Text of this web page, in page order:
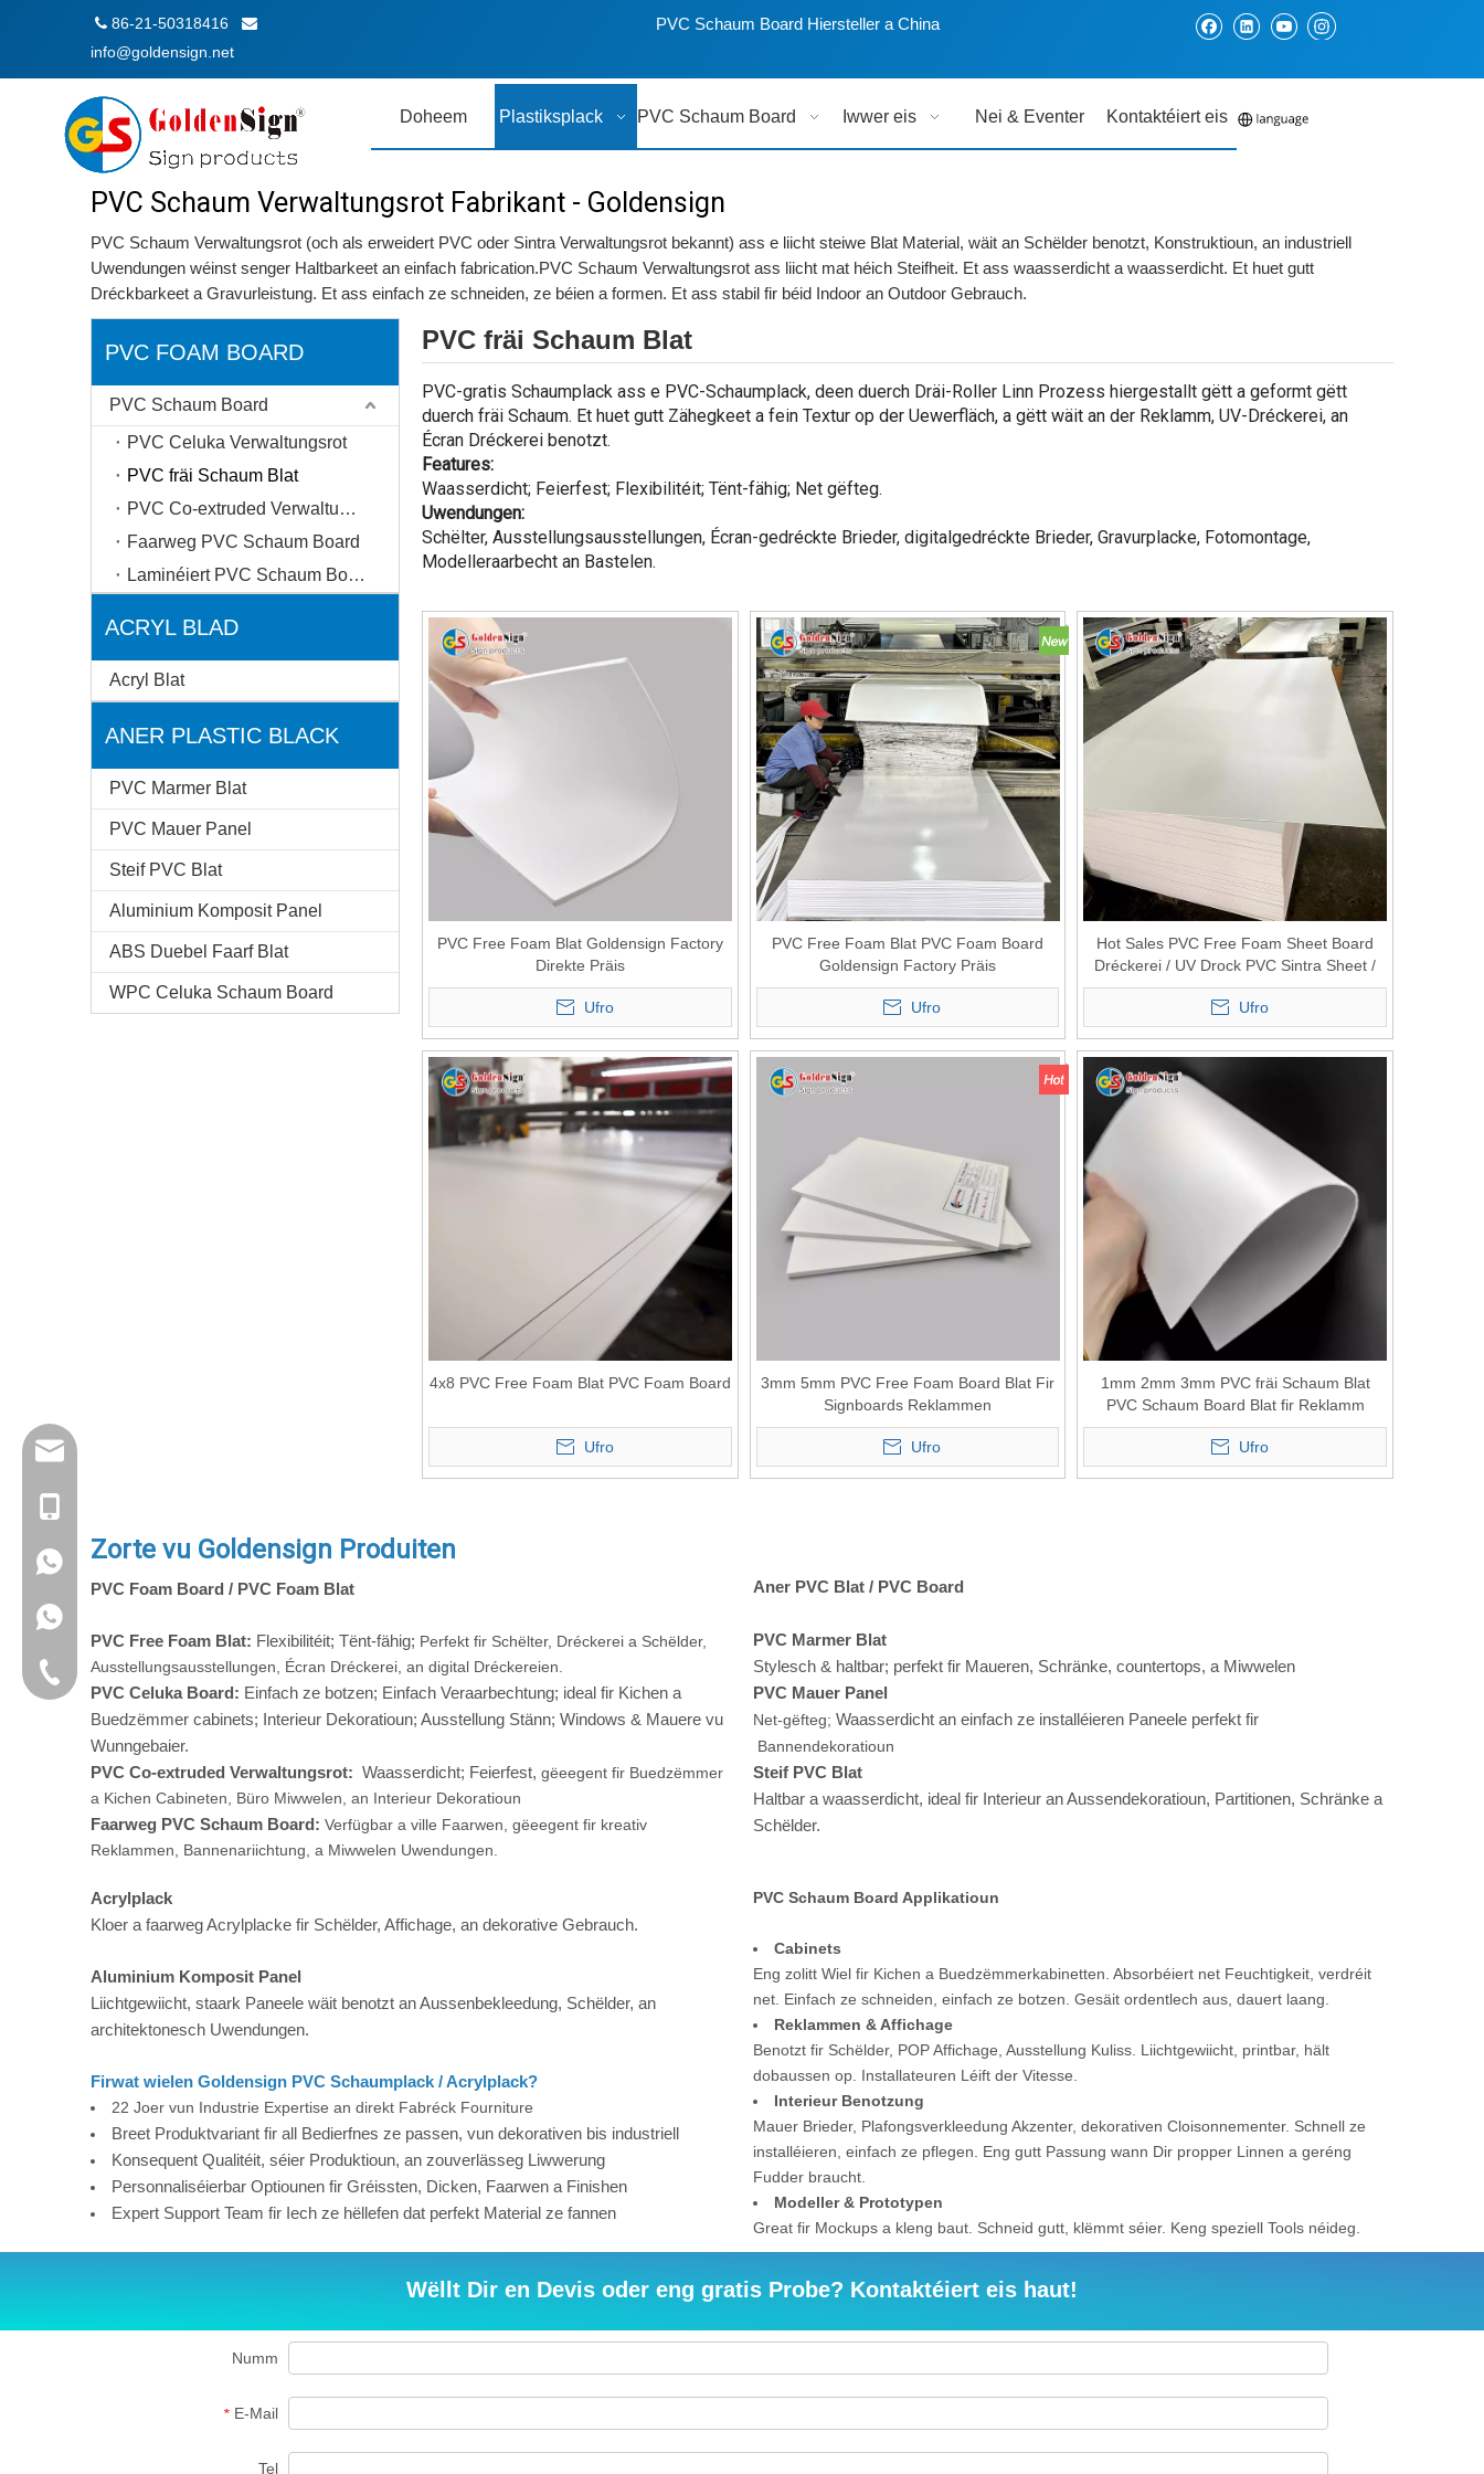
 86-21-50318416 
info@goldensign.net
PVC Schaum Board Hiersteller a China
Doheem Plastiksplack PVC Schaum Board Iwwer eis Nei & Eventer Kontaktéiert eis
PVC Schaum Verwaltungsrot Fabrikant - Goldensign
PVC Schaum Verwaltungsrot (och als erweidert PVC oder Sintra Verwaltungsrot bekannt) ass e liicht steiwe Blat Material, wäit an Schëlder benotzt, Konstruktioun, an industriell
Uwendungen wéinst senger Haltbarkeet an einfach fabrication.PVC Schaum Verwaltungsrot ass liicht mat héich Steifheit. Et ass waasserdicht a waasserdicht. Et huet gutt
Dréckbarkeet a Gravurleistung. Et ass einfach ze schneiden, ze béien a formen. Et ass stabil fir béid Indoor an Outdoor Gebrauch.
PVC FOAM BOARD
PVC Schaum Board
PVC Celuka Verwaltungsrot
PVC fräi Schaum Blat
PVC Co-extruded Verwaltungsrot
Faarweg PVC Schaum Board
Laminéiert PVC Schaum Board
ACRYL BLAD
Acryl Blat
ANER PLASTIC BLACK
PVC Marmer Blat
PVC Mauer Panel
Steif PVC Blat
Aluminium Komposit Panel
ABS Duebel Faarf Blat
WPC Celuka Schaum Board
PVC fräi Schaum Blat
PVC-gratis Schaumplack ass e PVC-Schaumplack, deen duerch Dräi-Roller Linn Prozess hiergestallt gëtt a geformt gëtt
duerch fräi Schaum. Et huet gutt Zähegkeet a fein Textur op der Uewerfläch, a gëtt wäit an der Reklamm, UV-Dréckerei, an
Écran Dréckerei benotzt.
Features:
Waasserdicht; Feierfest; Flexibilitéit; Tënt-fähig; Net gëfteg.
Uwendungen:
Schëlter, Ausstellungsausstellungen, Écran-gedréckte Brieder, digitalgedréckte Brieder, Gravurplacke, Fotomontage,
Modelleraarbecht an Bastelen.
PVC Free Foam Blat Goldensign Factory
Direkte Präis
Ufro
PVC Free Foam Blat PVC Foam Board
Goldensign Factory Präis
Ufro
Hot Sales PVC Free Foam Sheet Board
Dréckerei / UV Drock PVC Sintra Sheet /
Dréckerei Plastik Board
Ufro
4x8 PVC Free Foam Blat PVC Foam Board
Ufro
3mm 5mm PVC Free Foam Board Blat Fir
Signboards Reklammen
Ufro
1mm 2mm 3mm PVC fräi Schaum Blat
PVC Schaum Board Blat fir Reklamm
Plastik Blieder
Ufro
Zorte vu Goldensign Produiten
PVC Foam Board / PVC Foam Blat
PVC Free Foam Blat: Flexibilitéit; Tënt-fähig; Perfekt fir Schëlter, Dréckerei a Schëlder,
Ausstellungsausstellungen, Écran Dréckerei, an digital Dréckereien.
PVC Celuka Board: Einfach ze botzen; Einfach Veraarbechtung; ideal fir Kichen a
Buedzëmmer cabinets; Interieur Dekoratioun; Ausstellung Stänn; Windows & Mauere vu
Wunngebaier.
PVC Co-extruded Verwaltungsrot: Waasserdicht; Feierfest, gëeegent fir Buedzëmmer
a Kichen Cabineten, Büro Miwwelen, an Interieur Dekoratioun
Faarweg PVC Schaum Board: Verfügbar a ville Faarwen, gëeegent fir kreativ
Reklammen, Bannenariichtung, a Miwwelen Uwendungen.
Aner PVC Blat / PVC Board
PVC Marmer Blat
Stylesch & haltbar; perfekt fir Maueren, Schränke, countertops, a Miwwelen
PVC Mauer Panel
Net-gëfteg; Waasserdicht an einfach ze installéieren Paneele perfekt fir
Bannendekoratioun
Steif PVC Blat
Haltbar a waasserdicht, ideal fir Interieur an Aussendekoratioun, Partitionen, Schränke a
Schëlder.
Acrylplack
Kloer a faarweg Acrylplacke fir Schëlder, Affichage, an dekorative Gebrauch.
Aluminium Komposit Panel
Liichtgewiicht, staark Paneele wäit benotzt an Aussenbekleedung, Schëlder, an
architektonesch Uwendungen.
Firwat wielen Goldensign PVC Schaumplack / Acrylplack?
22 Joer vun Industrie Expertise an direkt Fabréck Fourniture
Breet Produktvariant fir all Bedierfnes ze passen, vun dekorativen bis industriell
Konsequent Qualitéit, séier Produktioun, an zouverlässeg Liwwerung
Personnaliséierbar Optiounen fir Gréissten, Dicken, Faarwen a Finishen
Expert Support Team fir Iech ze hëllefen dat perfekt Material ze fannen
PVC Schaum Board Applikatioun
Cabinets
Eng zolitt Wiel fir Kichen a Buedzëmmerkabinetten. Absorbéiert net Feuchtigkeit, verdréit
net. Einfach ze schneiden, einfach ze botzen. Gesäit ordentlech aus, dauert laang.
Reklammen & Affichage
Benotzt fir Schëlder, POP Affichage, Ausstellung Kuliss. Liichtgewiicht, printbar, hält
dobaussen op. Installateuren Léift der Vitesse.
Interieur Benotzung
Mauer Brieder, Plafongsverkleedung Akzenter, dekorativen Cloisonnementer. Schnell ze
installéieren, einfach ze pflegen. Eng gutt Passung wann Dir propper Linnen a geréng
Fudder braucht.
Modeller & Prototypen
Great fir Mockups a kleng baut. Schneid gutt, klëmmt séier. Keng speziell Tools néideg.
Wëllt Dir en Devis oder eng gratis Probe? Kontaktéiert eis haut!
Numm
* E-Mail
Tel
+86 17317689345
Festnetztelefon